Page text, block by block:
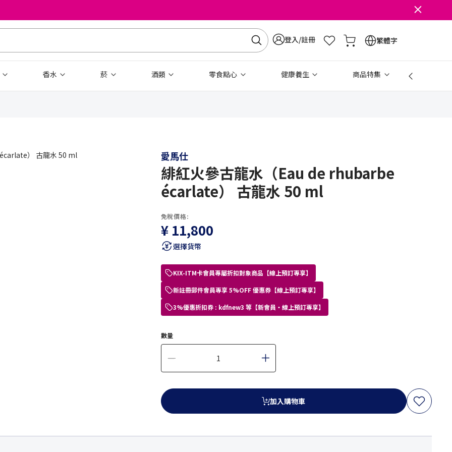
登入/註冊 繁體字
香水 菸 酒類 零食點心 健康養生 商品特集
愛馬仕
緋紅火參古龍水（Eau de rhubarbe
écarlate） 古龍水 50 ml
免稅價格:
¥ 11,800
選擇貨幣
KIX-ITM卡會員專屬折扣對象商品【線上預訂專享】
新註冊郵件會員專享 5%OFF 優惠券【線上預訂專享】
3%優惠折扣券 : kdfnew3 等【新會員・線上預訂專享】
數量
加入購物車